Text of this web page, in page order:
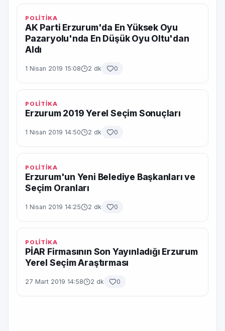
POLİTİKA
AK Parti Erzurum'da En Yüksek Oyu
Pazaryolu'nda En Düşük Oyu Oltu'dan
Aldı
1 Nisan 2019 15:08 2 dk 0
POLİTİKA
Erzurum 2019 Yerel Seçim Sonuçları
1 Nisan 2019 14:50 2 dk 0
POLİTİKA
Erzurum'un Yeni Belediye Başkanları ve
Seçim Oranları
1 Nisan 2019 14:25 2 dk 0
POLİTİKA
PİAR Firmasının Son Yayınladığı Erzurum
Yerel Seçim Araştırması
27 Mart 2019 14:58 2 dk 0